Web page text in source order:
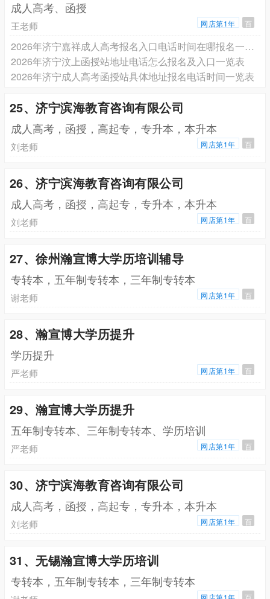
成人高考、函授
王老师 网店第1年 百
2026年济宁嘉祥成人高考报名入口电话时间在哪报名一览表
2026年济宁汶上函授站地址电话怎么报名及入口一览表
2026年济宁成人高考函授站具体地址报名电话时间一览表
25、济宁滨海教育咨询有限公司
成人高考，函授，高起专，专升本，本升本
刘老师 网店第1年 百
26、济宁滨海教育咨询有限公司
成人高考，函授，高起专，专升本，本升本
刘老师 网店第1年 百
27、徐州瀚宣博大学历培训辅导
专转本，五年制专转本，三年制专转本
谢老师 网店第1年 百
28、瀚宣博大学历提升
学历提升
严老师 网店第1年 百
29、瀚宣博大学历提升
五年制专转本、三年制专转本、学历培训
严老师 网店第1年 百
30、济宁滨海教育咨询有限公司
成人高考，函授，高起专，专升本，本升本
刘老师 网店第1年 百
31、无锡瀚宣博大学历培训
专转本，五年制专转本，三年制专转本
网店第1年 百